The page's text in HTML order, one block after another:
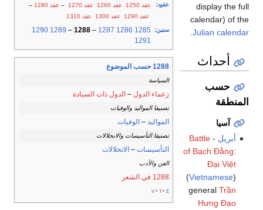
عقود: عقد 1250 عقد 1260 عقد 1270 – عقد 1280
–
عقد 1290
عقد 1300 عقد 1310
سنين:
1285
1286
1287
–
1288
–
1289
1290
1291
1288 حسب الموضوع
السياسة
زعماء الدول – الدول ذات السيادة
تصنيفا المواليد والوفيات
المواليد – الوفيات
تصنيفا التأسيسات والانحلالات
التأسيسات – الانحلالات
الفن والأدب
1288 في الشعر
v t e
display the full
calendar) of the
Julian calendar
أحداث
حسب
المنطقة
آسيا
أبريل -
Battle
of Bạch Đằng:
Đại Việt
(Vietnamese)
general Trần
Hưng Đạo